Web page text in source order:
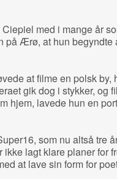
med i mange år
på Ærø, at hun begyndte
at filme en polsk by,
gik dog i stykker, og
hjem, lavede hun en
som nu altså tre
lagt klare planer for
at lave sin form for